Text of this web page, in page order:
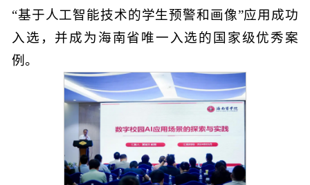
“基于人工智能技术的学生预警和画像”应用成功
入选，并成为海南省唯一入选的国家级优秀案
例。